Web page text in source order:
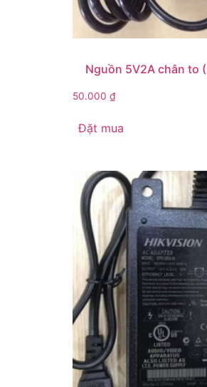
Nguồn 5V2A chân to
50.000 ₫
Đặt mua